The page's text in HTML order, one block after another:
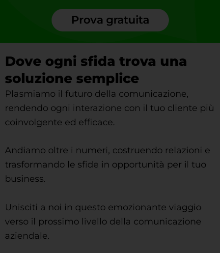
Prova gratuita
Dove ogni sfida trova una
soluzione semplice
Plasmiamo il futuro della comunicazione,
rendendo ogni interazione con il tuo cliente più
coinvolgente ed efficace.
Andiamo oltre i numeri, costruendo relazioni e
trasformando le sfide in opportunità per il tuo
business.
Unisciti a noi in questo emozionante viaggio
verso il prossimo livello della comunicazione
aziendale.